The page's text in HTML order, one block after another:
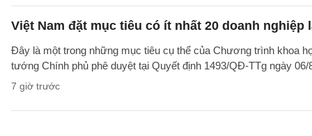
Việt Nam đặt mục tiêu có ít nhất 20 doanh
Đây là một trong những mục tiêu cụ thể của Chương trình khoa
tướng Chính phủ phê duyệt tại Quyết định 1493/QĐ-TTg ngày
7 giờ trước